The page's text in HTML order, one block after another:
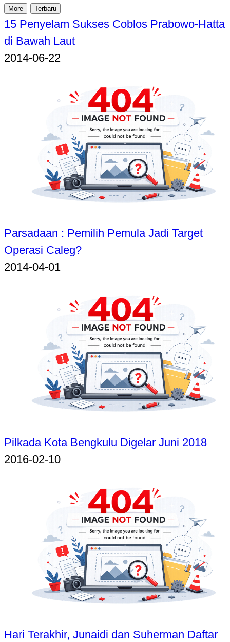
More Terbaru
15 Penyelam Sukses Coblos Prabowo-Hatta
di Bawah Laut
2014-06-22
Parsadaan : Pemilih Pemula Jadi Target
Operasi Caleg?
2014-04-01
Pilkada Kota Bengkulu Digelar Juni 2018
2016-02-10
Hari Terakhir, Junaidi dan Suherman Daftar